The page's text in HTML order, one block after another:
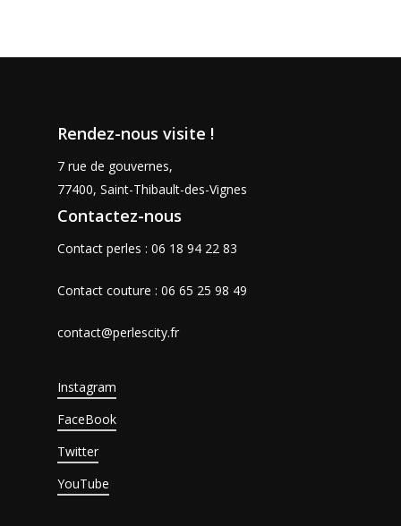
Rendez-nous visite !
7 rue de gouvernes,
77400, Saint-Thibault-des-Vignes
Contactez-nous
Contact perles : 06 18 94 22 83
Contact couture : 06 65 25 98 49
contact@perlescity.fr
Instagram
FaceBook
Twitter
YouTube